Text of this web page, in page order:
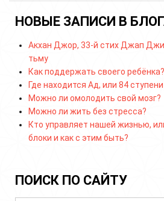
НОВЫЕ ЗАПИСИ В
Акхан Джор, 33-й стих Джап
тьму
Как поддержать своего ребёнка?
Где находится Ад, или 84
Можно ли омолодить свой мозг?
Можно ли жить без стресса?
Кто управляет нашей жизнью,
блоки и как с этим быть?
ПОИСК ПО САЙТУ